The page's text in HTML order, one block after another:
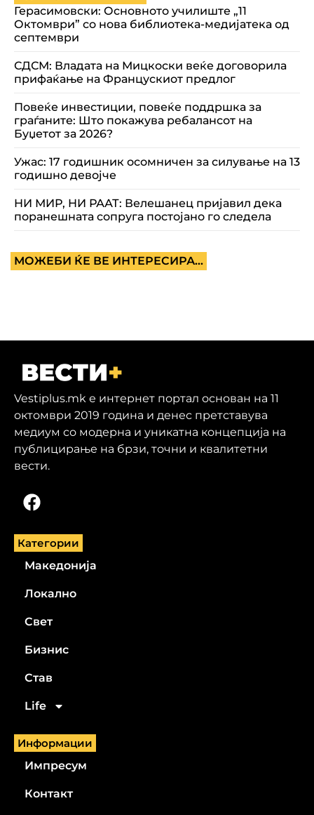
Герасимовски: Основното училиште „11
Октомври” со нова библиотека-медијатека од
септември
СДСМ: Владата на Мицкоски веќе договорила
прифаќање на Францускиот предлог
Повеќе инвестиции, повеќе поддршка за
граѓаните: Што покажува ребалансот на
Буџетот за 2026?
Ужас: 17 годишник осомничен за силување на 13
годишно девојче
НИ МИР, НИ РААТ: Велешанец пријавил дека
поранешната сопруга постојано го следела
МОЖЕБИ ЌЕ ВЕ ИНТЕРЕСИРА...
Vestiplus.mk е интернет портал основан на 11
октомври 2019 година и денес претставува
медиум со модерна и уникатна концепција на
публицирање на брзи, точни и квалитетни
вести.
Категории
Македонија
Локално
Свет
Бизнис
Став
Life
Информации
Импресум
Контакт